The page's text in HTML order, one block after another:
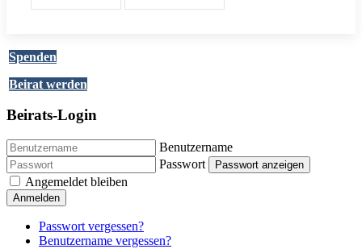
Spenden
Beirat werden
Beirats-Login
Benutzername
Passwort
Passwort anzeigen
Angemeldet bleiben
Anmelden
Passwort vergessen?
Benutzername vergessen?